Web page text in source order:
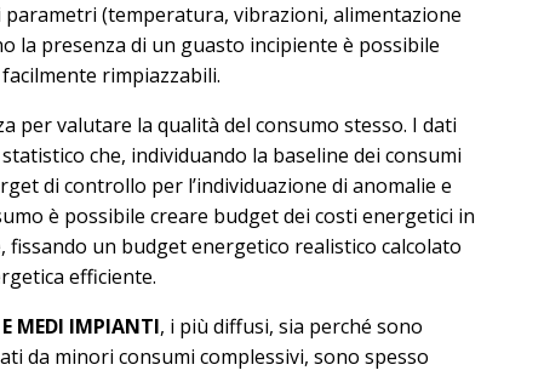
(temperatura, vibrazioni, alimentazione
la presenza di un guasto incipiente è possibile
rimpiazzabili.
per valutare la qualità del consumo stesso. I dati
che, individuando la baseline dei consumi
di controllo per l’individuazione di anomalie e
è possibile creare budget dei costi energetici in
fissando un budget energetico realistico calcolato
efficiente.
MEDI IMPIANTI, i più diffusi, sia perché sono
da minori consumi complessivi, sono spesso